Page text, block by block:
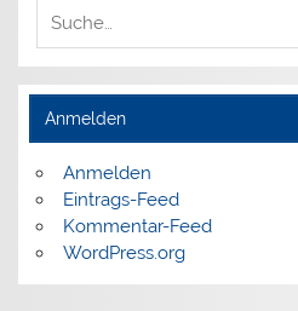
Anmelden
Anmelden
Eintrags-Feed
Kommentar-Feed
WordPress.org